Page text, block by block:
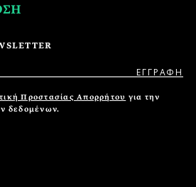
Προστασίας Απορρήτου για την
δεδομένων.